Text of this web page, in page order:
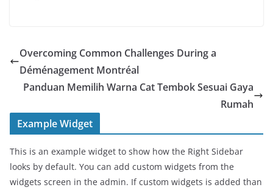
Overcoming Common Challenges During a
Déménagement Montréal
Panduan Memilih Warna Cat Tembok Sesuai Gaya
Rumah
Example Widget
This is an example widget to show how the Right Sidebar
looks by default. You can add custom widgets from the
widgets screen in the admin. If custom widgets is added than